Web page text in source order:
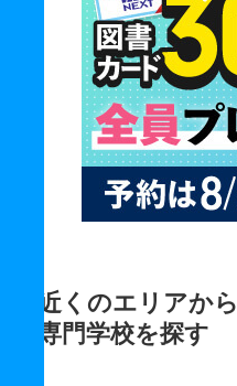
近くのエリアから
専門学校を探す